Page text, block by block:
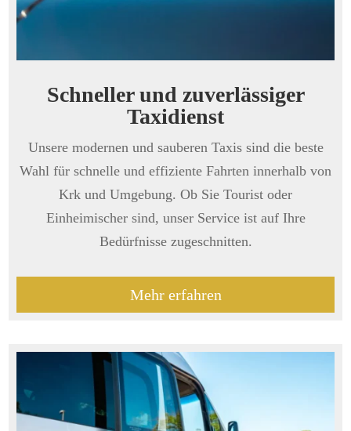
Schneller und zuverlässiger
Taxidienst
Unsere modernen und sauberen Taxis sind die beste
Wahl für schnelle und effiziente Fahrten innerhalb von
Krk und Umgebung. Ob Sie Tourist oder
Einheimischer sind, unser Service ist auf Ihre
Bedürfnisse zugeschnitten.
Mehr erfahren